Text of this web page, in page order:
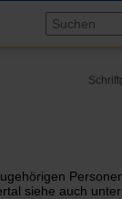
siehe auch unter